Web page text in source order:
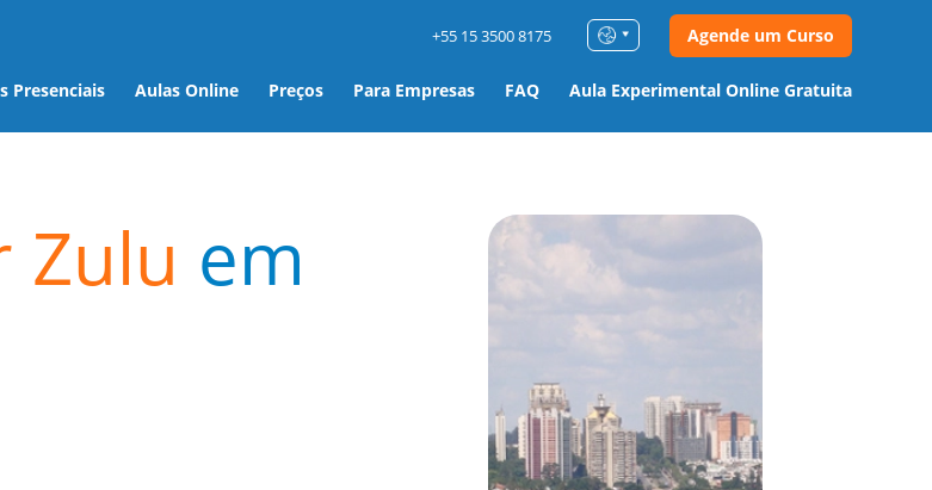
Presenciais Aulas Online Preços Para Empresas FAQ Aula Experimental Online Gratuita
+55 15 3500 8175 Agende um Curso
Zulu em